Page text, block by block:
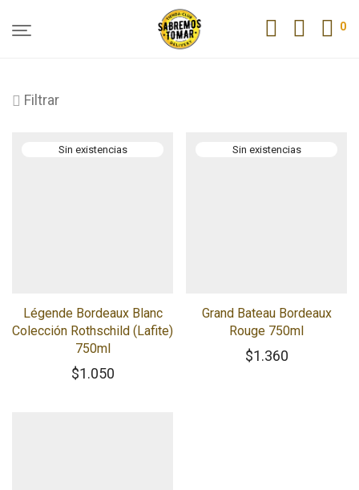
0
Filtrar
Légende Bordeaux Blanc
Colección Rothschild (Lafite)
750ml
$1.050
Grand Bateau Bordeaux
Rouge 750ml
$1.360